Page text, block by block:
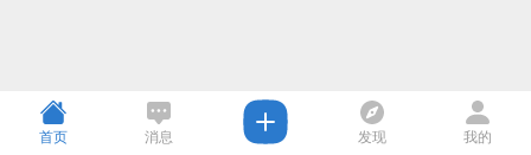
首页 消息 发现 我的